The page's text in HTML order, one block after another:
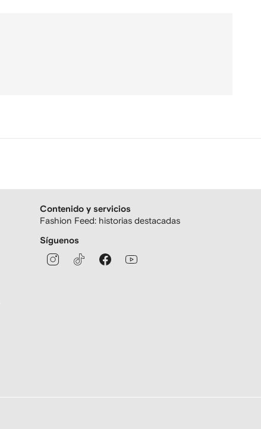
Contenido y servicios
Fashion Feed: historias destacadas
Síguenos